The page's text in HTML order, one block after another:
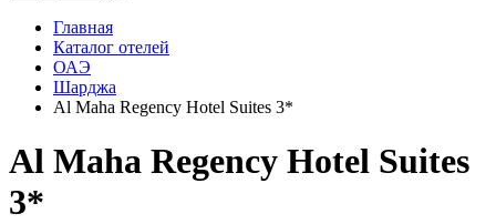
Главная
Каталог отелей
ОАЭ
Шарджа
Al Maha Regency Hotel Suites 3*
Al Maha Regency Hotel Suites
3*